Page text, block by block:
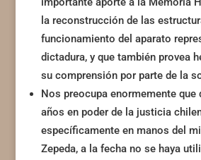
la reconstrucción de las
funcionamiento del aparato
dictadura, y que también provea
su comprensión por parte de la
Nos preocupa enormemente que
años en poder de la justicia
específicamente en manos del
Zepeda, a la fecha no se haya